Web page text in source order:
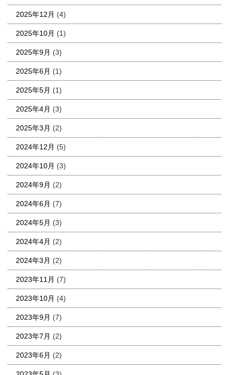
2025年12月 (4)
2025年10月 (1)
2025年9月 (3)
2025年6月 (1)
2025年5月 (1)
2025年4月 (3)
2025年3月 (2)
2024年12月 (5)
2024年10月 (3)
2024年9月 (2)
2024年6月 (7)
2024年5月 (3)
2024年4月 (2)
2024年3月 (2)
2023年11月 (7)
2023年10月 (4)
2023年9月 (7)
2023年7月 (2)
2023年6月 (2)